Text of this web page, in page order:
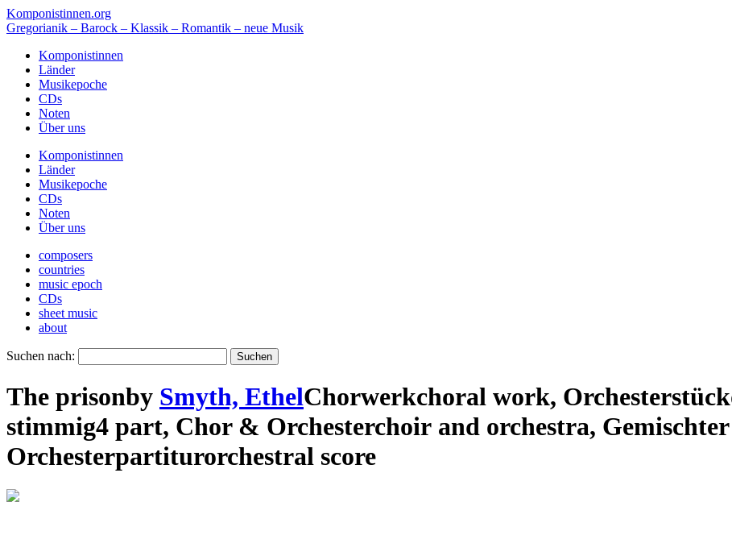
Komponistinnen.org
Gregorianik – Barock – Klassik – Romantik – neue Musik
Komponistinnen
Länder
Musikepoche
CDs
Noten
Über uns
Komponistinnen
Länder
Musikepoche
CDs
Noten
Über uns
composers
countries
music epoch
CDs
sheet music
about
Suchen nach:
The prisonby Smyth, EthelChorwerkchoral work, Orchesterstück
stimmig4 part, Chor & Orchesterchoir and orchestra,
Orchesterpartiturorchestral score